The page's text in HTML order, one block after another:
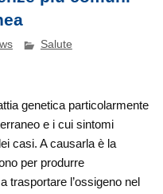
Salute
genetica particolarmente
e i cui sintomi
casi. A causarla è la
per produrre
trasportare l’ossigeno nel